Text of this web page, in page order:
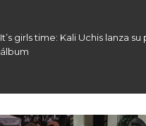
It’s girls time: Kali Uchis lanza
álbum